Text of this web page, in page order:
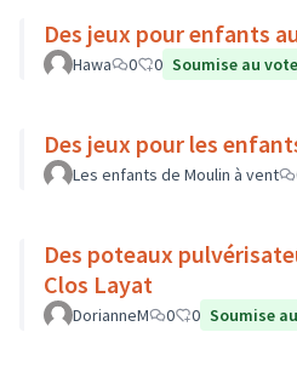
Des jeux pour enfants
Hawa 0 0 Soumise au vote
Des jeux pour les
Les enfants de Moulin à vent
Des poteaux
Clos Layat
DorianneM 0 0 Soumise